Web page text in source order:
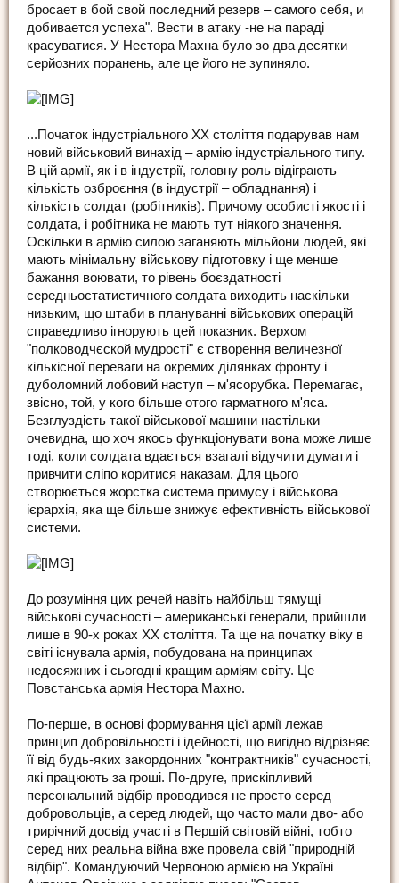
бросает в бой свой последний резерв – самого себя, и
добивается успеха". Вести в атаку -не на параді
красуватися. У Нестора Махна було зо два десятки
серйозних поранень, але це його не зупиняло.
...Початок індустріального ХХ століття подарував нам
новий військовий винахід – армію індустріального типу.
В цій армії, як і в індустрії, головну роль відіграють
кількість озброєння (в індустрії – обладнання) і
кількість солдат (робітників). Причому особисті якості і
солдата, і робітника не мають тут ніякого значення.
Оскільки в армію силою заганяють мільйони людей, які
мають мінімальну військову підготовку і ще менше
бажання воювати, то рівень боєздатності
середньостатистичного солдата виходить наскільки
низьким, що штаби в плануванні військових операцій
справедливо ігнорують цей показник. Верхом
"полководчєской мудрості" є створення величезної
кількісної переваги на окремих ділянках фронту і
дуболомний лобовий наступ – м'ясорубка. Перемагає,
звісно, той, у кого більше отого гарматного м'яса.
Безглуздість такої військової машини настільки
очевидна, що хоч якось функціонувати вона може лише
тоді, коли солдата вдається взагалі відучити думати і
привчити сліпо коритися наказам. Для цього
створюється жорстка система примусу і військова
ієрархія, яка ще більше знижує ефективність військової
системи.
До розуміння цих речей навіть найбільш тямущі
військові сучасності – американські генерали, прийшли
лише в 90-х роках ХХ століття. Та ще на початку віку в
світі існувала армія, побудована на принципах
недосяжних і сьогодні кращим арміям світу. Це
Повстанська армія Нестора Махно.
По-перше, в основі формування цієї армії лежав
принцип добровільності і ідейності, що вигідно відрізняє
її від будь-яких закордонних "контрактників" сучасності,
які працюють за гроші. По-друге, прискіпливий
персональний відбір проводився не просто серед
добровольців, а серед людей, що часто мали дво- або
трирічний досвід участі в Першій світовій війні, тобто
серед них реальна війна вже провела свій "природній
відбір". Командуючий Червоною армією на Україні